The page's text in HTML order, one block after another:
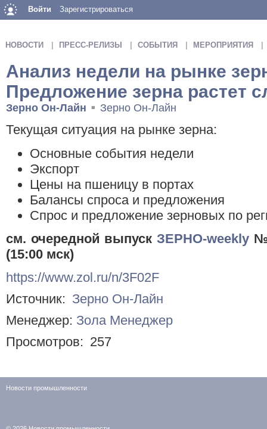
Войти Зарегистрироваться
НОВОСТИ ПРЕСС-РЕЛИЗЫ СОБЫТИЯ МЕРОПРИЯТИЯ
Анализ недели на рынке
Предложение зерна растет
Зерно Он-Лайн ■ Зерно Он-Лайн
Текущая ситуация на рынке зерна:
Основные события недели
Экспорт
Цены на пшеницу в портах
Балансы спроса и предложения
Спрос и предложение зерновых по
cм. очередной выпускЗЕРНО-weekly №
(15:00 мск)
https://www.zol.ru/n/3F02F
Источник: Зерно Он-Лайн
Менеджер: Зола Менеджер
Просмотров: 257
Новости промышленности